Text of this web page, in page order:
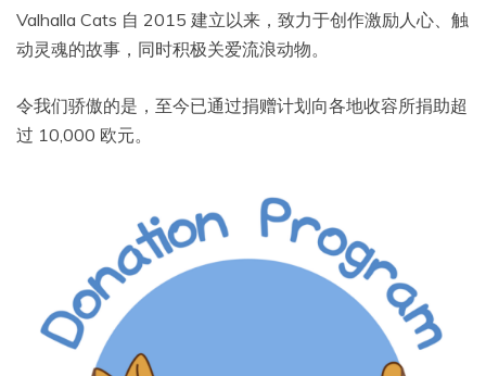
Valhalla Cats 自 2015 建立以来，致力于创作激励人心、触
动灵魂的故事，同时积极关爱流浪动物。
令我们骄傲的是，至今已通过捐赠计划向各地收容所捐助超
过 10,000 欧元。